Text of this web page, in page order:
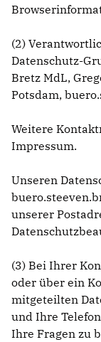
(2)
Datenschutz-
Bretz MdL,
Potsdam,
Weitere
Impressum.
Unseren
unserer
(3) Bei Ihrer
oder über ein
mitgeteilten
und Ihre
Ihre Fragen zu